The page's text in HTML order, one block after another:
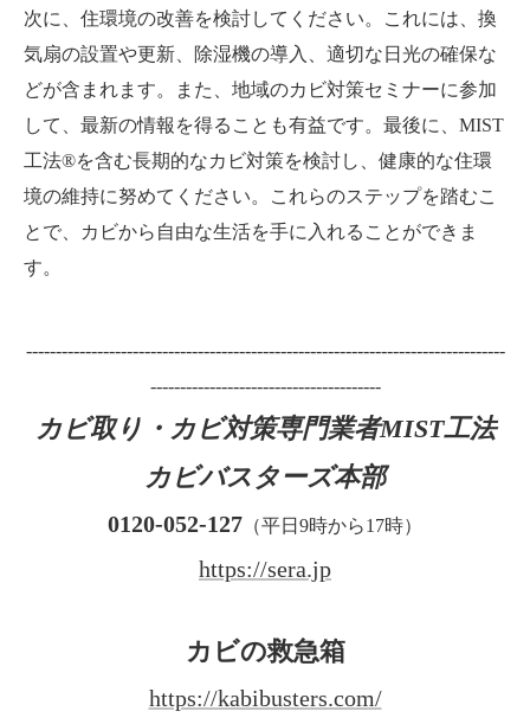
次に、住環境の改善を検討してください。これには、換
気扇の設置や更新、除湿機の導入、適切な日光の確保な
どが含まれます。また、地域のカビ対策セミナーに参加
して、最新の情報を得ることも有益です。最後に、MIST
工法®を含む長期的なカビ対策を検討し、健康的な住環
境の維持に努めてください。これらのステップを踏むこ
とで、カビから自由な生活を手に入れることができま
す。
---------------------------------------------------------------------------------
---------------------------------------
カビ取り・カビ対策専門業者MIST工法
カビバスターズ本部
0120-052-127 （平日9時から17時）
https://sera.jp
カビの救急箱
https://kabibusters.com/